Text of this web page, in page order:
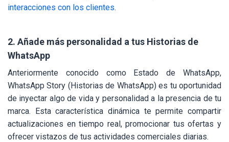
interacciones con los clientes.
2. Añade más personalidad a tus Historias de
WhatsApp
Anteriormente conocido como Estado de WhatsApp,
WhatsApp Story (Historias de WhatsApp) es tu oportunidad
de inyectar algo de vida y personalidad a la presencia de tu
marca. Esta característica dinámica te permite compartir
actualizaciones en tiempo real, promocionar tus ofertas y
ofrecer vistazos de tus actividades comerciales diarias.